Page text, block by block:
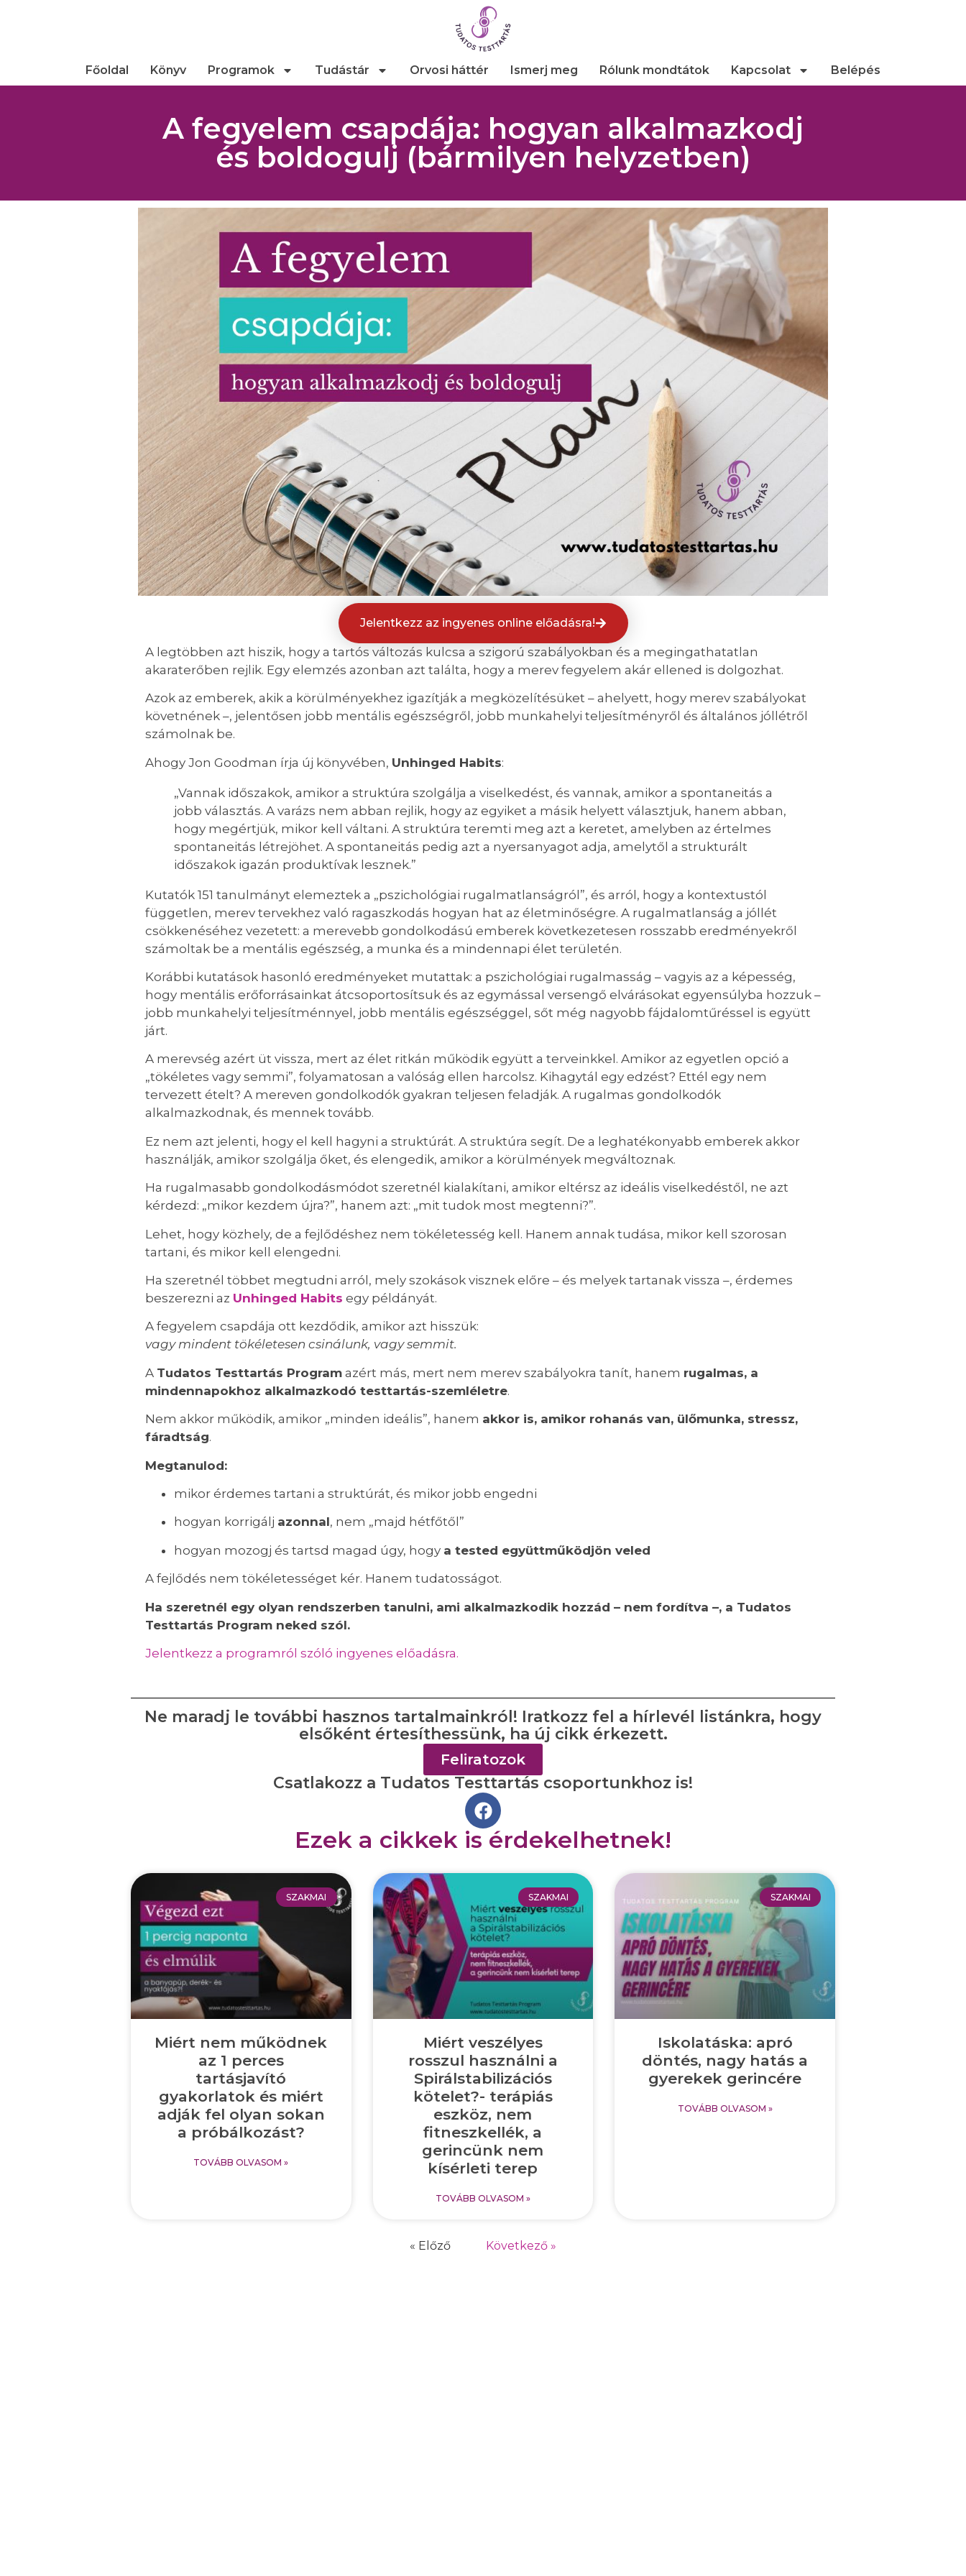
Főoldal Könyv Programok Tudástár Orvosi háttér Ismerj meg Rólunk mondtátok Kapcsolat Belépés
A fegyelem csapdája: hogyan alkalmazkodj
és boldogulj (bármilyen helyzetben)
Jelentkezz az ingyenes online előadásra!
A legtöbben azt hiszik, hogy a tartós változás kulcsa a szigorú szabályokban és a megingathatatlan
akaraterőben rejlik. Egy elemzés azonban azt találta, hogy a merev fegyelem akár ellened is dolgozhat.
Azok az emberek, akik a körülményekhez igazítják a megközelítésüket – ahelyett, hogy merev szabályokat
követnének –, jelentősen jobb mentális egészségről, jobb munkahelyi teljesítményről és általános jóllétről
számolnak be.
Ahogy Jon Goodman írja új könyvében, Unhinged Habits:
„Vannak időszakok, amikor a struktúra szolgálja a viselkedést, és vannak, amikor a spontaneitás a
jobb választás. A varázs nem abban rejlik, hogy az egyiket a másik helyett választjuk, hanem abban,
hogy megértjük, mikor kell váltani. A struktúra teremti meg azt a keretet, amelyben az értelmes
spontaneitás létrejöhet. A spontaneitás pedig azt a nyersanyagot adja, amelytől a strukturált
időszakok igazán produktívak lesznek.”
Kutatók 151 tanulmányt elemeztek a „pszichológiai rugalmatlanságról”, és arról, hogy a kontextustól
független, merev tervekhez való ragaszkodás hogyan hat az életminőségre. A rugalmatlanság a jóllét
csökkenéséhez vezetett: a merevebb gondolkodású emberek következetesen rosszabb eredményekről
számoltak be a mentális egészség, a munka és a mindennapi élet területén.
Korábbi kutatások hasonló eredményeket mutattak: a pszichológiai rugalmasság – vagyis az a képesség,
hogy mentális erőforrásainkat átcsoportosítsuk és az egymással versengő elvárásokat egyensúlyba hozzuk –
jobb munkahelyi teljesítménnyel, jobb mentális egészséggel, sőt még nagyobb fájdalomtűréssel is együtt
járt.
A merevség azért üt vissza, mert az élet ritkán működik együtt a terveinkkel. Amikor az egyetlen opció a
„tökéletes vagy semmi”, folyamatosan a valóság ellen harcolsz. Kihagytál egy edzést? Ettél egy nem
tervezett ételt? A mereven gondolkodók gyakran teljesen feladják. A rugalmas gondolkodók
alkalmazkodnak, és mennek tovább.
Ez nem azt jelenti, hogy el kell hagyni a struktúrát. A struktúra segít. De a leghatékonyabb emberek akkor
használják, amikor szolgálja őket, és elengedik, amikor a körülmények megváltoznak.
Ha rugalmasabb gondolkodásmódot szeretnél kialakítani, amikor eltérsz az ideális viselkedéstől, ne azt
kérdezd: „mikor kezdem újra?”, hanem azt: „mit tudok most megtenni?”.
Lehet, hogy közhely, de a fejlődéshez nem tökéletesség kell. Hanem annak tudása, mikor kell szorosan
tartani, és mikor kell elengedni.
Ha szeretnél többet megtudni arról, mely szokások visznek előre – és melyek tartanak vissza –, érdemes
beszerezni az Unhinged Habits egy példányát.
A fegyelem csapdája ott kezdődik, amikor azt hisszük:
vagy mindent tökéletesen csinálunk, vagy semmit.
A Tudatos Testtartás Program azért más, mert nem merev szabályokra tanít, hanem rugalmas, a
mindennapokhoz alkalmazkodó testtartás-szemléletre.
Nem akkor működik, amikor „minden ideális”, hanem akkor is, amikor rohanás van, ülőmunka, stressz,
fáradtság.
Megtanulod:
mikor érdemes tartani a struktúrát, és mikor jobb engedni
hogyan korrigálj azonnal, nem „majd hétfőtől”
hogyan mozogj és tartsd magad úgy, hogy a tested együttműködjön veled
A fejlődés nem tökéletességet kér. Hanem tudatosságot.
Ha szeretnél egy olyan rendszerben tanulni, ami alkalmazkodik hozzád – nem fordítva –, a Tudatos
Testtartás Program neked szól.
Jelentkezz a programról szóló ingyenes előadásra.
Ne maradj le további hasznos tartalmainkról! Iratkozz fel a hírlevél listánkra, hogy
elsőként értesíthessünk, ha új cikk érkezett.
Feliratozok
Csatlakozz a Tudatos Testtartás csoportunkhoz is!
Ezek a cikkek is érdekelhetnek!
SZAKMAI
Miért nem működnek
az 1 perces
tartásjavító
gyakorlatok és miért
adják fel olyan sokan
a próbálkozást?
TOVÁBB OLVASOM »
SZAKMAI
Miért veszélyes
rosszul használni a
Spirálstabilizációs
kötelet?- terápiás
eszköz, nem
fitneszkellék, a
gerincünk nem
kísérleti terep
TOVÁBB OLVASOM »
SZAKMAI
Iskolatáska: apró
döntés, nagy hatás a
gyerekek gerincére
TOVÁBB OLVASOM »
« Előző Következő »